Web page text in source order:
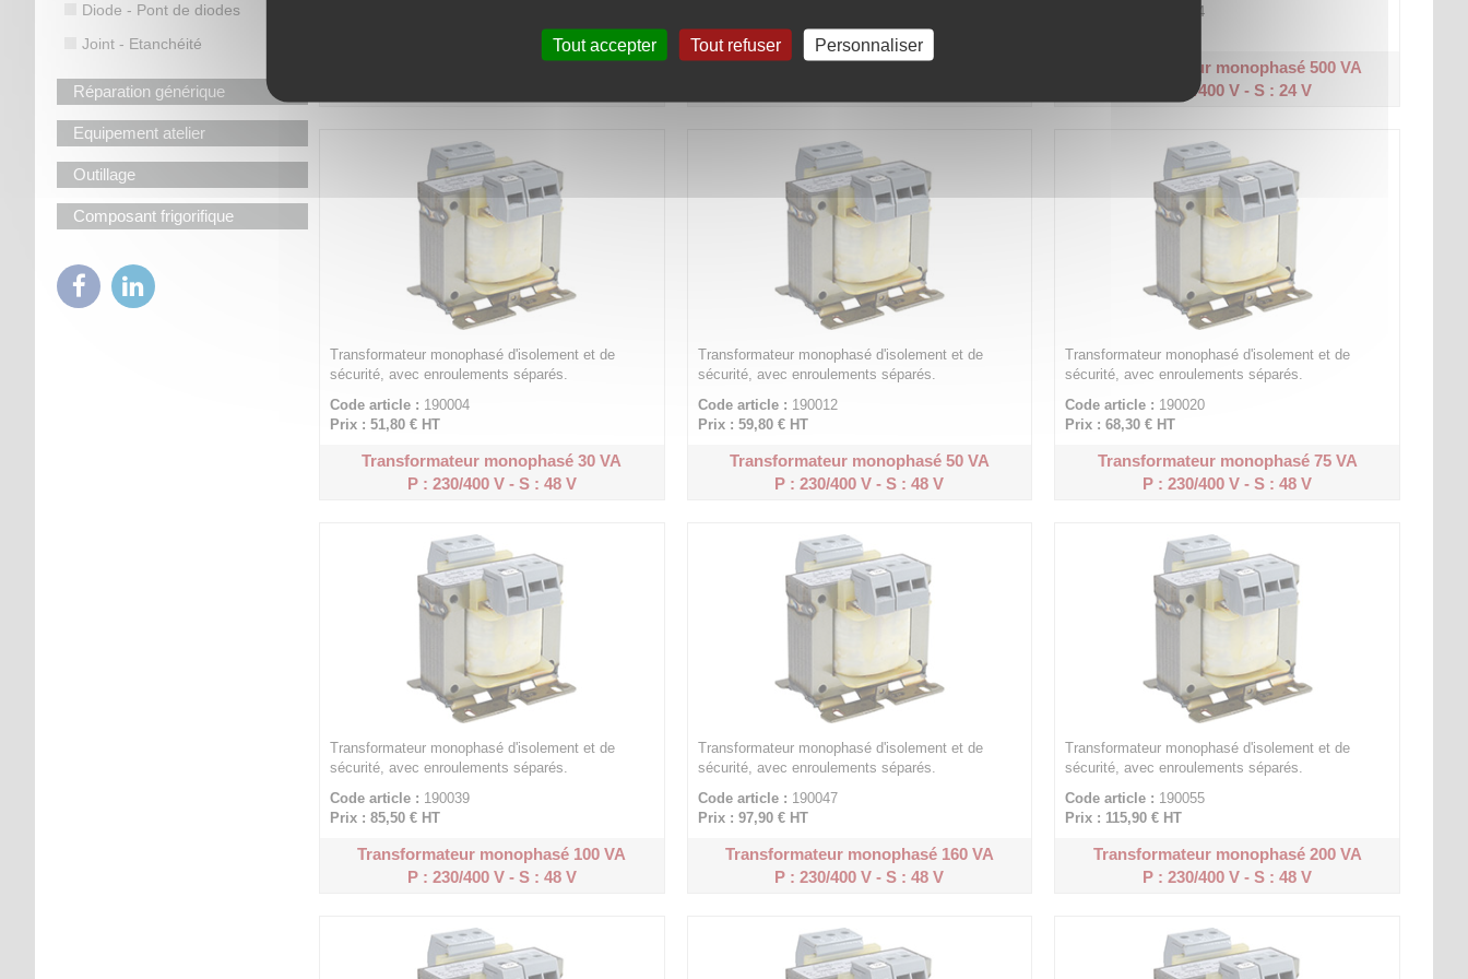
Diode - Pont de diodes
Joint - Etanchéité
Réparation générique
Equipement atelier
Outillage
Composant frigorifique
Transformateur monophasé 300 VA
Prix : 187,20 € HT
Transformateur monophasé 400 VA
189914
Transformateur monophasé 500 VA
P : 230/400 V - S : 24 V
Transformateur monophasé d'isolement et de
sécurité, avec enroulements séparés.
Code article : 190004
Prix : 51,80 € HT
Transformateur monophasé 30 VA
P : 230/400 V - S : 48 V
Transformateur monophasé d'isolement et de
sécurité, avec enroulements séparés.
Code article : 190012
Prix : 59,80 €HT
Transformateur monophasé 50 VA
P : 230/400 V - S : 48 V
Transformateur monophasé d'isolement et de
sécurité, avec enroulements séparés.
Code article : 190020
Prix : 68,30 € HT
Transformateur monophasé 75 VA
P : 230/400 V - S : 48 V
Transformateur monophasé d'isolement et de
sécurité, avec enroulements séparés.
Code article : 190039
Prix : 85,50 € HT
Transformateur monophasé 100 VA
P : 230/400 V - S : 48 V
Transformateur monophasé d'isolement et de
sécurité, avec enroulements séparés.
Code article : 190047
Prix : 97,90 €HT
Transformateur monophasé 160 VA
P : 230/400 V - S : 48 V
Transformateur monophasé d'isolement et de
sécurité, avec enroulements séparés.
Code article : 190055
Prix : 115,90 € HT
Transformateur monophasé 200 VA
P : 230/400 V - S : 48 V
Tout accepter Tout refuser Personnaliser